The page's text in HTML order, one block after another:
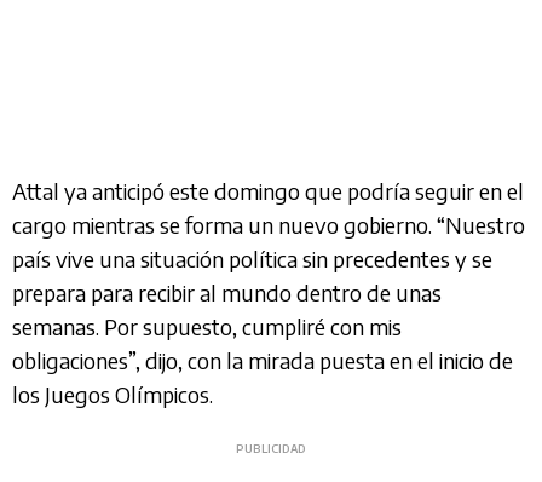
Attal ya anticipó este domingo que podría seguir en el
cargo mientras se forma un nuevo gobierno. “Nuestro
país vive una situación política sin precedentes y se
prepara para recibir al mundo dentro de unas
semanas. Por supuesto, cumpliré con mis
obligaciones”, dijo, con la mirada puesta en el inicio de
los Juegos Olímpicos.